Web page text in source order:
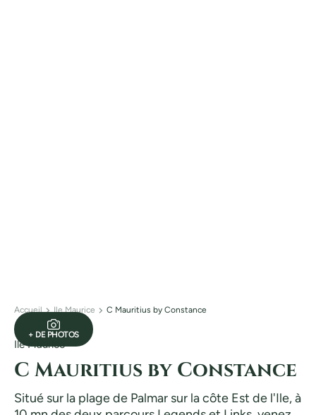
+ DE PHOTOS
Accueil Ile Maurice C Mauritius by Constance
Ile Maurice
C Mauritius by Constance
Situé sur la plage de Palmar sur la côte Est de l'Ile, à